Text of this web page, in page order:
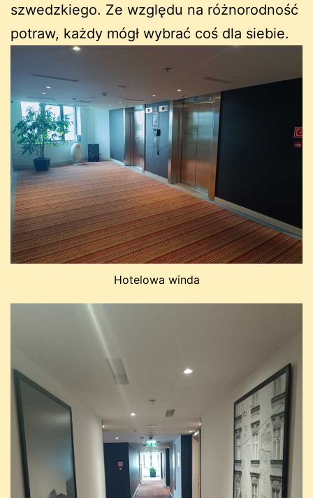
szwedzkiego. Ze względu na różnorodność
potraw, każdy mógł wybrać coś dla siebie.
Hotelowa winda